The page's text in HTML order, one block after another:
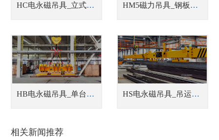
HC电永磁吊具_立式/卧式钢带卷吊具 HM5磁力吊具_钢板切割线上下料吊具
HB电永磁吊具_单台或多台联吊钢坯吊具 HS电永磁吊具_吊运型材吊具
相关新闻推荐